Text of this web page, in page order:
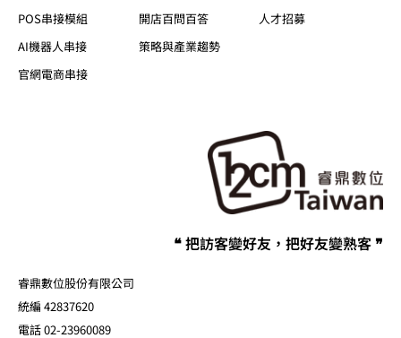
POS串接模組
AI機器人串接
官網電商串接
開店百問百答
策略與產業趨勢
人才招募
❝ 把訪客變好友，把好友變熟客 ❞
睿鼎數位股份有限公司
統編 42837620
電話 02-23960089